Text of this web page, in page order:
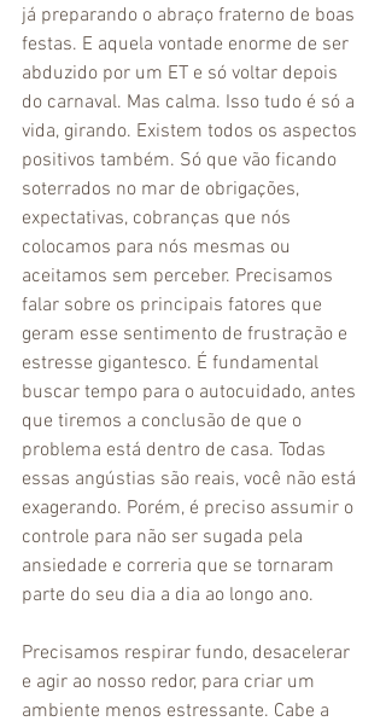
já preparando o abraço fraterno de boas
festas. E aquela vontade enorme de ser
abduzido por um ET e só voltar depois
do carnaval. Mas calma. Isso tudo é só a
vida, girando. Existem todos os aspectos
positivos também. Só que vão ficando
soterrados no mar de obrigações,
expectativas, cobranças que nós
colocamos para nós mesmas ou
aceitamos sem perceber. Precisamos
falar sobre os principais fatores que
geram esse sentimento de frustração e
estresse gigantesco. É fundamental
buscar tempo para o autocuidado, antes
que tiremos a conclusão de que o
problema está dentro de casa. Todas
essas angústias são reais, você não está
exagerando. Porém, é preciso assumir o
controle para não ser sugada pela
ansiedade e correria que se tornaram
parte do seu dia a dia ao longo ano.
Precisamos respirar fundo, desacelerar
e agir ao nosso redor, para criar um
ambiente menos estressante. Cabe a